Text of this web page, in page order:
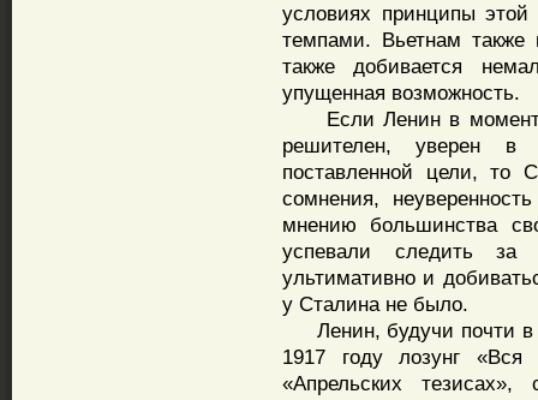
условиях принципы
темпами. Вьетнам также
также добивается
упущенная возможность.
Если Ленин в моменты
решителен, уверен
поставленной цели, то
сомнения,
мнению большинства
успевали следить
ультимативно и
у Сталина не было.
Ленин, будучи почти в
1917 году лозунг
«Апрельских тезисах»,